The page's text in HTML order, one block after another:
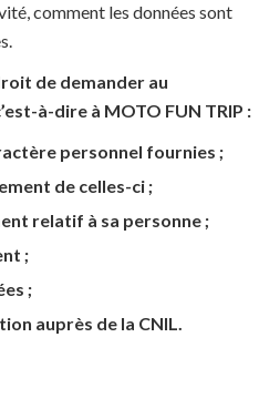
comment les données sont
de demander au
à-dire à MOTO FUN TRIP :
personnel fournies ;
de celles-ci ;
relatif à sa personne ;
;
;
auprès de la CNIL.